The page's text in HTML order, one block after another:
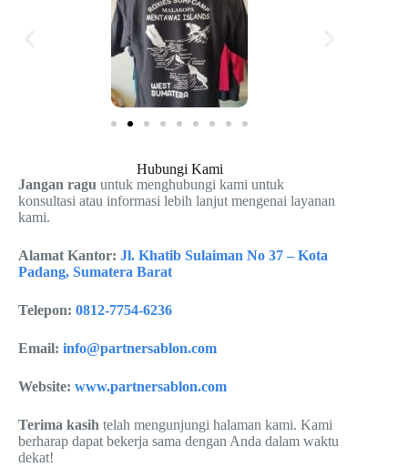
Hubungi Kami
Jangan ragu untuk menghubungi kami untuk
konsultasi atau informasi lebih lanjut mengenai layanan
kami.
Alamat Kantor: Jl. Khatib Sulaiman No 37 – Kota
Padang, Sumatera Barat
Telepon: 0812-7754-6236
Email: info@partnersablon.com
Website: www.partnersablon.com
Terima kasih telah mengunjungi halaman kami. Kami
berharap dapat bekerja sama dengan Anda dalam waktu
dekat!